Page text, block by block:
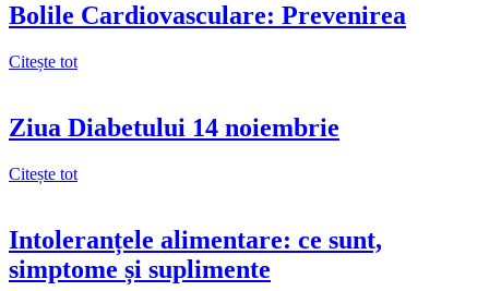
Bolile Cardiovasculare: Prevenirea
Citește tot
Ziua Diabetului 14 noiembrie
Citește tot
Intoleranțele alimentare: ce sunt,
simptome și suplimente